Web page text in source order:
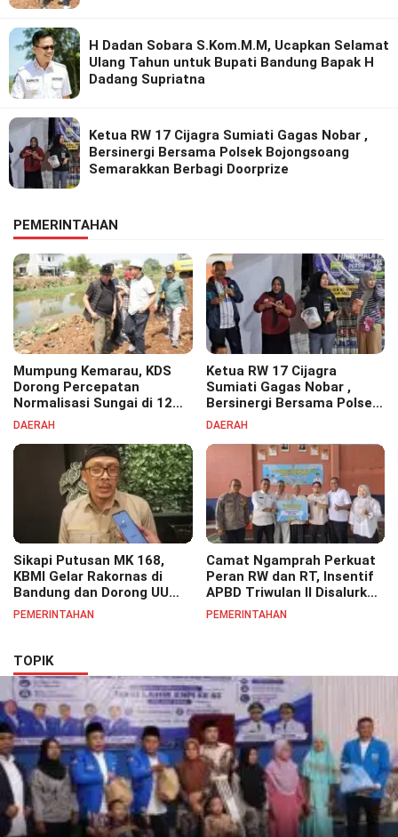
H Dadan Sobara S.Kom.M.M, Ucapkan Selamat
Ulang Tahun untuk Bupati Bandung Bapak H
Dadang Supriatna
Ketua RW 17 Cijagra Sumiati Gagas Nobar ,
Bersinergi Bersama Polsek Bojongsoang
Semarakkan Berbagi Doorprize
PEMERINTAHAN
Mumpung Kemarau, KDS
Dorong Percepatan
Normalisasi Sungai di 12
Kecamatan Tekan Resiko
DAERAH
Ketua RW 17 Cijagra
Sumiati Gagas Nobar ,
Bersinergi Bersama Polsek
Bojongsoang Semarakkan
DAERAH
Sikapi Putusan MK 168,
KBMI Gelar Rakornas di
Bandung dan Dorong UU
Perlindungan Pekerja
PEMERINTAHAN
Camat Ngamprah Perkuat
Peran RW dan RT, Insentif
APBD Triwulan II Disalurkan
untuk Tingkatkan
PEMERINTAHAN
TOPIK